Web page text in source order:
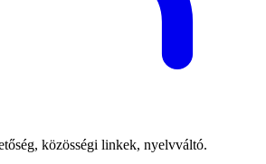
közösségi linkek, nyelvváltó.